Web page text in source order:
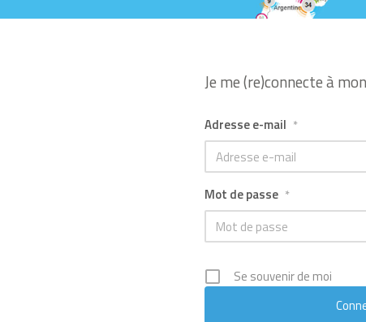
Je me (re)connecte à
Adresse e-mail *
Mot de passe *
Se souvenir de moi